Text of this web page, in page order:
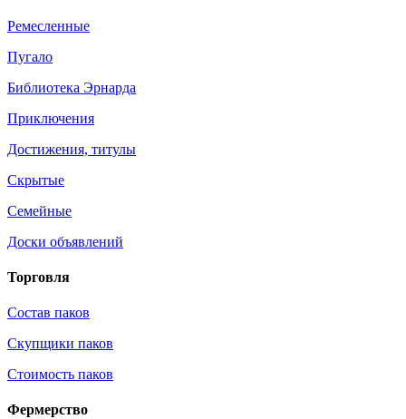
Ремесленные
Пугало
Библиотека Эрнарда
Приключения
Достижения, титулы
Скрытые
Семейные
Доски объявлений
Торговля
Состав паков
Скупщики паков
Стоимость паков
Фермерство